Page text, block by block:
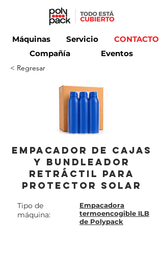
Máquinas Servicio
CONTACTO
Compañía
Eventos
< Regresar
Empacador de cajas
y bundleador
retráctil para
protector solar
Tipo de
máquina:
Empacadora
termoencogible ILB
de Polypack